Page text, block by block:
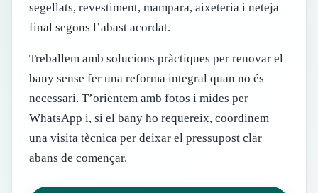
segellats, revestiment, mampara, aixeteria i neteja
final segons l’abast acordat.
Treballem amb solucions pràctiques per renovar el
bany sense fer una reforma integral quan no és
necessari. T’orientem amb fotos i mides per
WhatsApp i, si el bany ho requereix, coordinem
una visita tècnica per deixar el pressupost clar
abans de començar.